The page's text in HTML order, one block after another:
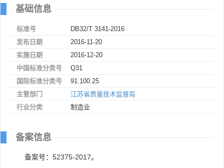
基础信息
标准号
DB32/T 3141-2016
发布日期
2016-11-20
实施日期
2016-12-20
中国标准分类号
Q31
国际标准分类号
91.100.25
主管部门
江苏省质量技术监督局
行业分类
制造业
备案信息
备案号：52375-2017。